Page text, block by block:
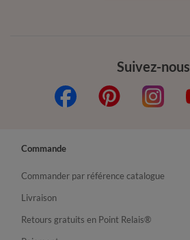
Suivez-nous
Commande
Commander par référence catalogue
Livraison
Retours gratuits en Point Relais®